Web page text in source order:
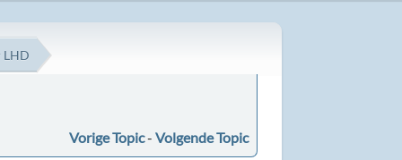
LHD
Vorige Topic- Volgende Topic